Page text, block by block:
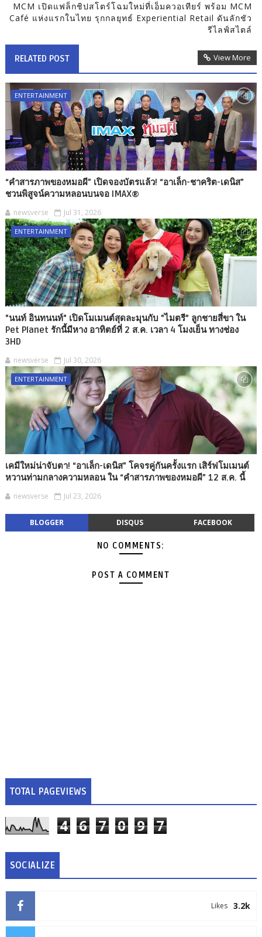
MCM เปิดแฟล็กชิปสโตร์โฉมใหม่ที่เอ็มควอเทียร์ พร้อม MCM
Café แห่งแรกในไทย รุกกลยุทธ์ Experiential Retail ดันลักชัว
รีไลฟ์สไตล์
RELATED POST View More
ENTERTAINMENT
“คำสารภาพของหมอผี” เปิดจองบัตรแล้ว! “อาเล็ก-ชาคริต-เดนิส”
ชวนพิสูจน์ความหลอนบนจอ IMAX®
newsverse Jul 31, 2026
ENTERTAINMENT
"นนท์ อินทนนท์" เปิดโมเมนต์สุดละมุนกับ "ไมตรี" ลูกชายสี่ขา ใน
Pet Planet รักนี้มีหาง อาทิตย์ที่ 2 ส.ค. เวลา 4 โมงเย็น ทางช่อง
3HD
newsverse Jul 30, 2026
ENTERTAINMENT
เคมีใหม่น่าจับตา! “อาเล็ก-เดนิส” โคจรคู่กันครั้งแรก เสิร์ฟโมเมนต์
หวานท่ามกลางความหลอน ใน “คำสารภาพของหมอผี” 12 ส.ค. นี้
newsverse Jul 23, 2026
BLOGGER DISQUS FACEBOOK
NO COMMENTS:
POST A COMMENT
TOTAL PAGEVIEWS
4 6 7 0 9 7
SOCIALIZE
3.2k
Likes